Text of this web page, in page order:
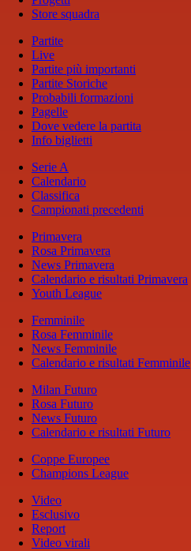
Store squadra
Partite
Live
Partite più importanti
Partite Storiche
Probabili formazioni
Pagelle
Dove vedere la partita
Info biglietti
Serie A
Calendario
Classifica
Campionati precedenti
Primavera
Rosa Primavera
News Primavera
Calendario e risultati Primavera
Youth League
Femminile
Rosa Femminile
News Femminile
Calendario e risultati Femminile
Milan Futuro
Rosa Futuro
News Futuro
Calendario e risultati Futuro
Coppe Europee
Champions League
Video
Esclusivo
Report
Video virali